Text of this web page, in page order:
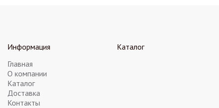
Информация
Главная
О компании
Каталог
Доставка
Контакты
Каталог